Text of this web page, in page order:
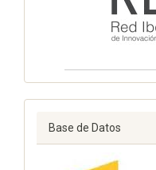
Base de Datos